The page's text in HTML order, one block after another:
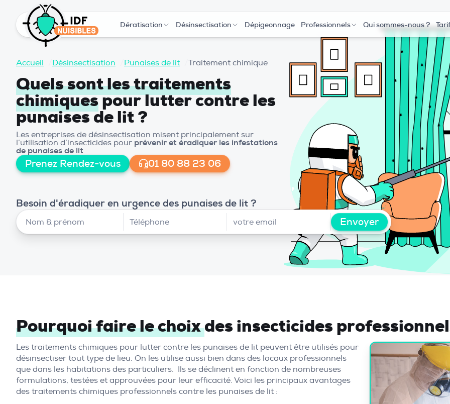
Dératisation Désinsectisation Dépigeonnage Professionnels Qui sommes-nous ?
Accueil Désinsectisation Punaises de lit Traitement chimique
Quels sont les traitements
chimiquespour lutter contre les
punaises de lit ?
Les entreprises de désinsectisation misent principalement sur
l’utilisation d’insecticides pour prévenir et éradiquer les infestations
de punaises de lit.
Prenez Rendez-vous 01 80 88 23 06
Besoin d'éradiquer en urgence des punaises de lit ?
Envoyer
Pourquoi faire le choixdes insecticides
Les traitements chimiques pour lutter contre les punaises de lit peuvent être utilisés pour
désinsectiser tout type de lieu. On les utilise aussi bien dans des locaux professionnels
que dans les habitations des particuliers. Ils se déclinent en fonction de nombreuses
formulations, testées et approuvées pour leur efficacité. Voici les principaux avantages
des traitements chimiques professionnels contre les punaises de lit :